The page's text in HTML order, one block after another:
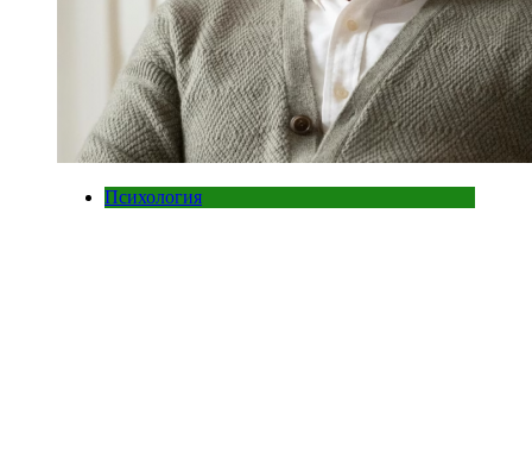
Психология